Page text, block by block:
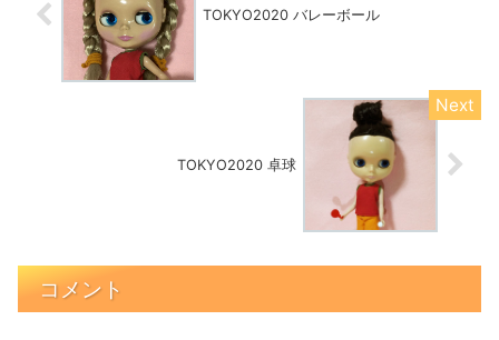
TOKYO2020 バレーボール
TOKYO2020 卓球
コメント